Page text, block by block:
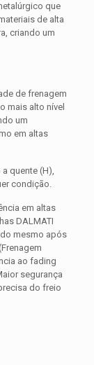
que
de alta
criando um
de frenagem
mais alto nível
um
em altas
quente (H),
condição.
em altas
DALMATI
mesmo após
ao fading
segurança
do freio